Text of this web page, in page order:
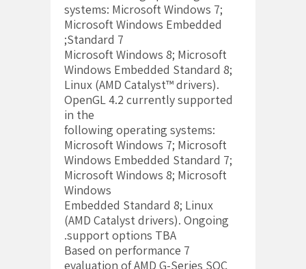
systems: Microsoft Windows 7;
Microsoft Windows Embedded
Standard 7;
Microsoft Windows 8; Microsoft
Windows Embedded Standard 8;
Linux (AMD Catalyst™ drivers).
OpenGL 4.2 currently supported
in the
following operating systems:
Microsoft Windows 7; Microsoft
Windows Embedded Standard 7;
Microsoft Windows 8; Microsoft
Windows
Embedded Standard 8; Linux
(AMD Catalyst drivers). Ongoing
support options TBA.
7 Based on performance
evaluation of AMD G-Series SOC